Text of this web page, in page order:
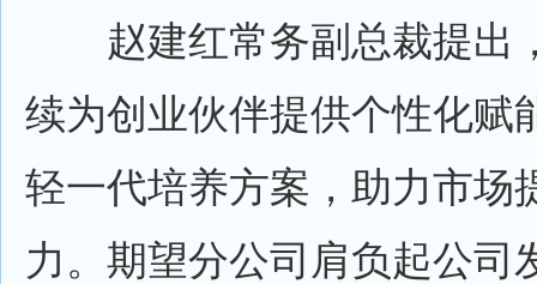
赵建红常务副总裁提出
续为创业伙伴提供个性化赋
轻一代培养方案，助力市场
力。期望分公司肩负起公司